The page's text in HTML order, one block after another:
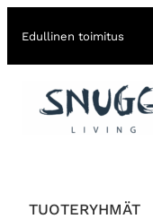
Edullinen toimitus
TUOTERYHMÄT